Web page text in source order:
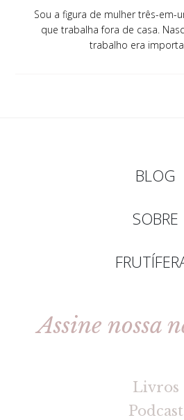
Sou a figura de mulher três-em-
que trabalha fora de casa.
trabalho era
BLOG
SOBRE
Assine nossa
Livros
Podcast